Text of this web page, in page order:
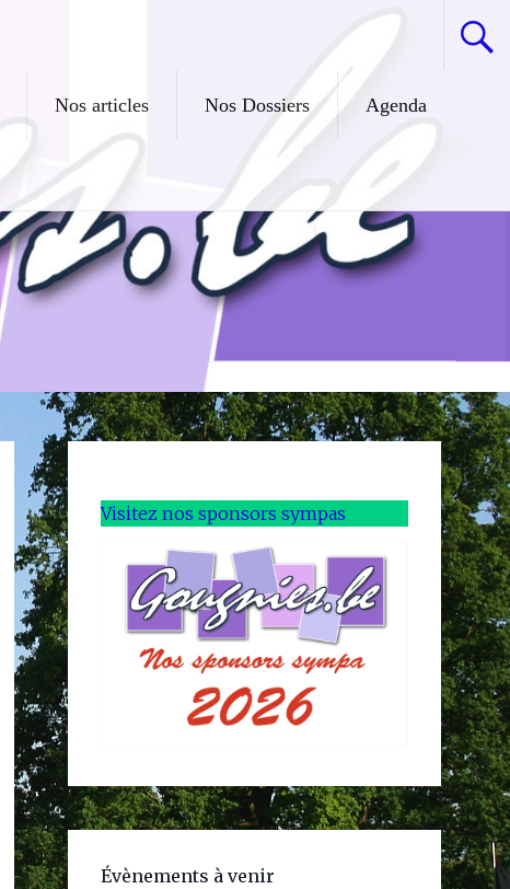
Nos articles Nos Dossiers Agenda
Visitez nos sponsors sympas
Évènements à venir